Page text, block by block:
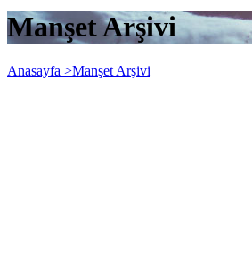
Manşet Arşivi
Anasayfa >Manşet Arşivi